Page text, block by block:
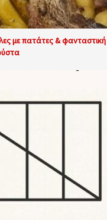
με πατάτες & φανταστική